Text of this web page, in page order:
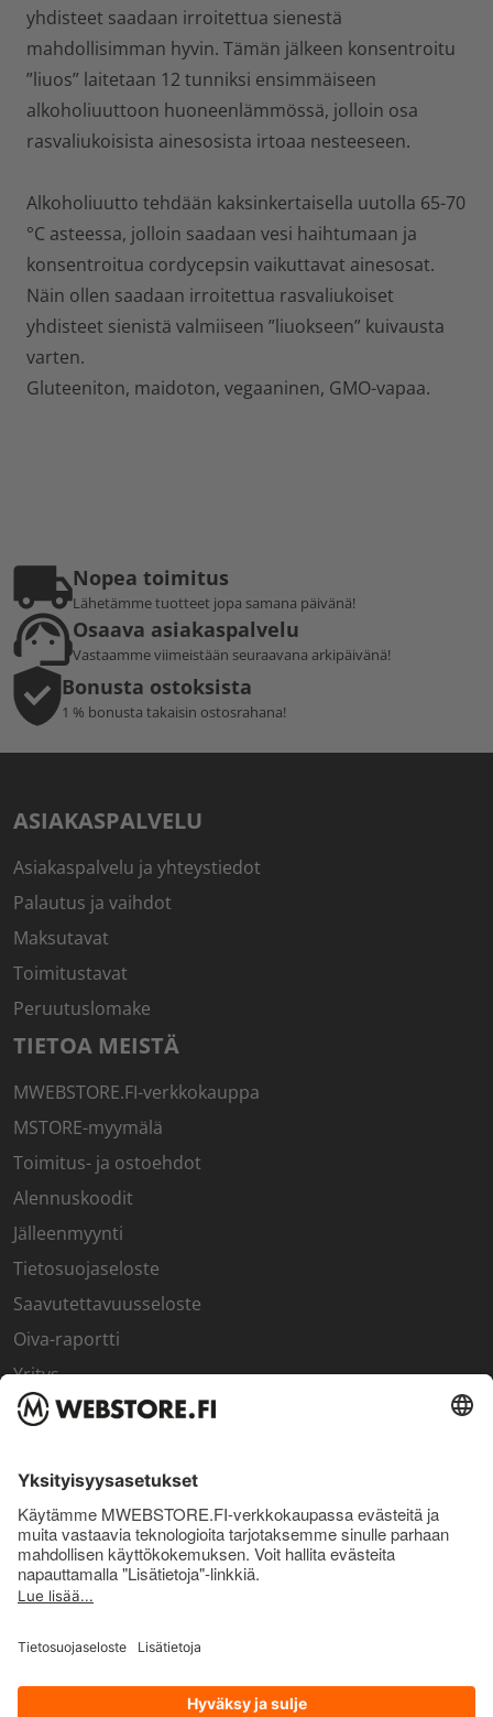
yhdisteet saadaan irroitettua sienestä
mahdollisimman hyvin. Tämän jälkeen konsentroitu
”liuos” laitetaan 12 tunniksi ensimmäiseen
alkoholiuuttoon huoneenlämmössä, jolloin osa
rasvaliukoisista ainesosista irtoaa nesteeseen.
Alkoholiuutto tehdään kaksinkertaisella uutolla 65-70
°C asteessa, jolloin saadaan vesi haihtumaan ja
konsentroitua cordycepsin vaikuttavat ainesosat.
Näin ollen saadaan irroitettua rasvaliukoiset
yhdisteet sienistä valmiiseen ”liuokseen” kuivausta
varten.
Gluteeniton, maidoton, vegaaninen, GMO-vapaa.
Nopea toimitus
Lähetämme tuotteet jopa samana päivänä!
Osaava asiakaspalvelu
Vastaamme viimeistään seuraavana arkipäivänä!
Bonusta ostoksista
1 % bonusta takaisin ostosrahana!
ASIAKASPALVELU
Asiakaspalvelu ja yhteystiedot
Palautus ja vaihdot
Maksutavat
Toimitustavat
Peruutuslomake
TIETOA MEISTÄ
MWEBSTORE.FI-verkkokauppa
MSTORE-myymälä
Toimitus- ja ostoehdot
Alennuskoodit
Jälleenmyynti
Tietosuojaseloste
Saavutettavuusseloste
Oiva-raportti
Yritys
SISÄPIIRI
Sisäpiirin bonusohjelma
Uutiskirje
Uutiset ja artikkelit